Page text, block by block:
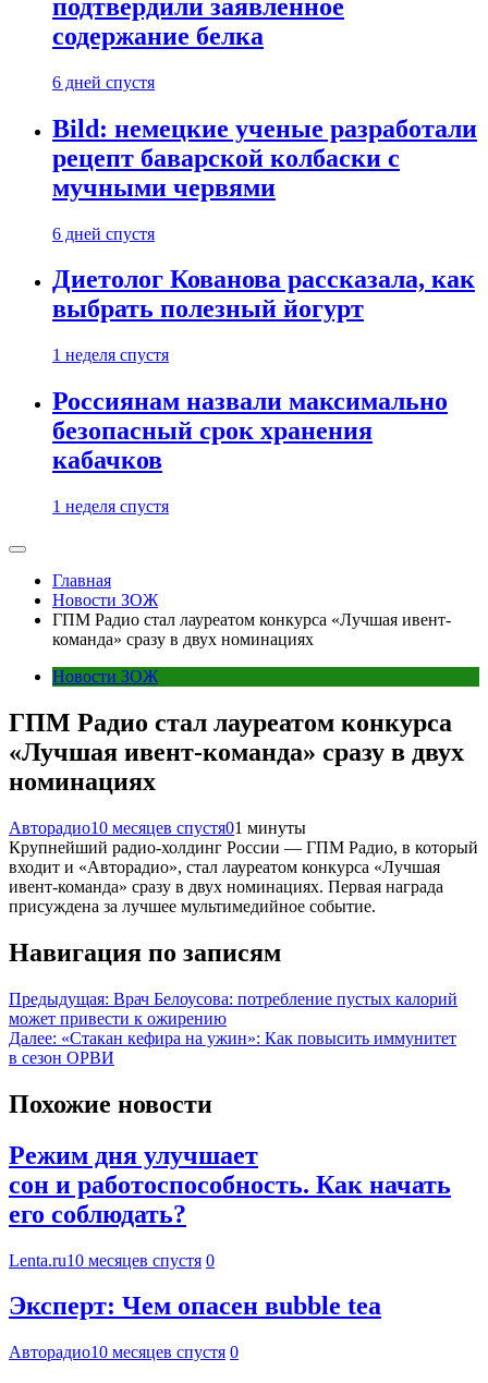
подтвердили заявленное
содержание белка
6 дней спустя
Bild: немецкие ученые разработали
рецепт баварской колбаски с
мучными червями
6 дней спустя
Диетолог Кованова рассказала, как
выбрать полезный йогурт
1 неделя спустя
Россиянам назвали максимально
безопасный срок хранения
кабачков
1 неделя спустя
Главная
Новости ЗОЖ
ГПМ Радио стал лауреатом конкурса «Лучшая ивент-
команда» сразу в двух номинациях
Новости ЗОЖ
ГПМ Радио стал лауреатом конкурса
«Лучшая ивент-команда» сразу в двух
номинациях
Авторадио10 месяцев спустя01 минуты
Крупнейший радио-холдинг России — ГПМ Радио, в который
входит и «Авторадио», стал лауреатом конкурса «Лучшая
ивент-команда» сразу в двух номинациях. Первая награда
присуждена за лучшее мультимедийное событие.
Навигация по записям
Предыдущая: Врач Белоусова: потребление пустых калорий
может привести к ожирению
Далее: «Стакан кефира на ужин»: Как повысить иммунитет
в сезон ОРВИ
Похожие новости
Режим дня улучшает
сон и работоспособность. Как начать
его соблюдать?
Lenta.ru10 месяцев спустя 0
Эксперт: Чем опасен вubble tea
Авторадио10 месяцев спустя 0